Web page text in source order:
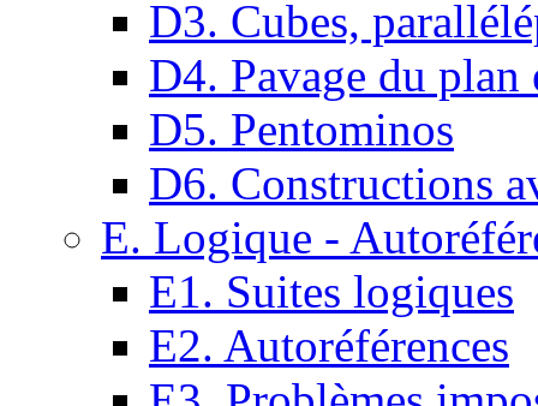
D3. Cubes,
D4. Pavage du plan
D5. Pentominos
D6. Constructions
E. Logique -
E1. Suites logiques
E2. Autoréférences